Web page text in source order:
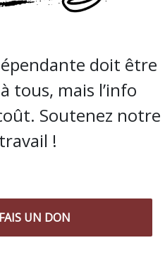
doit être
tous, mais l’info
Soutenez notre
travail !
UN DON